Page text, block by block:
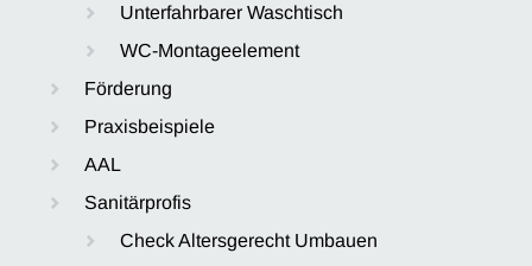
Unterfahrbarer Waschtisch
WC-Montageelement
Förderung
Praxisbeispiele
AAL
Sanitärprofis
Check Altersgerecht Umbauen